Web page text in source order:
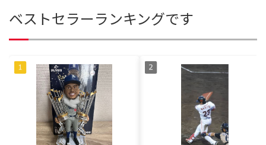
ベストセラーランキングです